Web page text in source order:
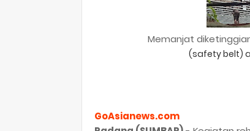
Memanjat
(safety belt)
GoAsianews.com